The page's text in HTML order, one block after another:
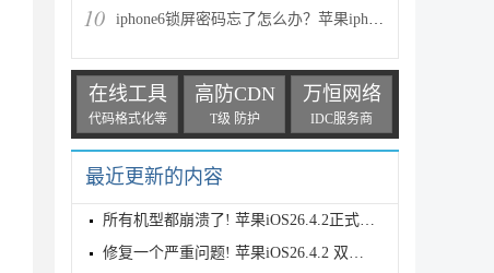
10 iphone6锁屏密码忘了怎么办？苹果iphone6忘记密码解决
在线工具
代码格式化等
高防CDN
T级 防护
万恒网络
IDC服务商
最近更新的内容
所有机型都崩溃了! 苹果iOS26.4.2正式版耗电测评
修复一个严重问题! 苹果iOS26.4.2 双正式版本发布